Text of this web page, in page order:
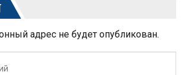
адрес не будет опубликован.